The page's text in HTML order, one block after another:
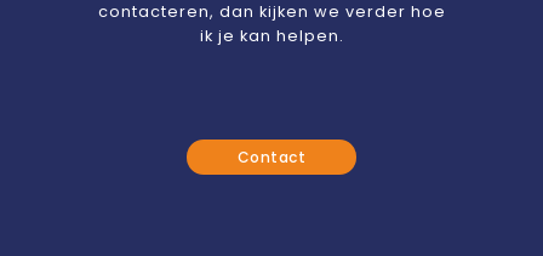
contacteren, dan kijken we verder hoe
ik je kan helpen.
Contact